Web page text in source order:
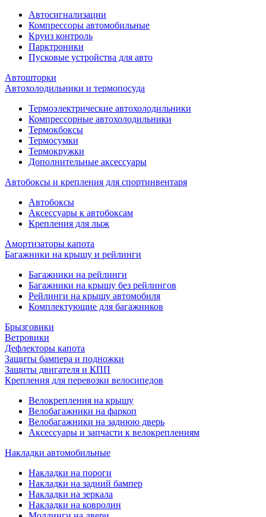
Автосигнализации
Компрессоры автомобильные
Круиз контроль
Парктроники
Пусковые устройства для авто
Автошторки
Автохолодильники и термопосуда
Термоэлектрические автохолодильники
Компрессорные автохолодильники
Термокбоксы
Термосумки
Термокружки
Дополнительные аксессуары
Автобоксы и крепления для спортинвентаря
Автобоксы
Аксессуары к автобоксам
Крепления для лыж
Амортизаторы капота
Багажники на крышу и рейлинги
Багажники на рейлинги
Багажники на крышу без рейлингов
Рейлинги на крышу автомобиля
Комплектующие для багажников
Брызговики
Ветровики
Дефлекторы капота
Защиты бампера и подножки
Защиты двигателя и КПП
Крепления для перевозки велосипедов
Велокрепления на крышу
Велобагажники на фаркоп
Велобагажники на заднюю дверь
Аксессуары и запчасти к велокреплениям
Накладки автомобильные
Накладки на пороги
Накладки на задний бампер
Накладки на зеркала
Накладки на ковролин